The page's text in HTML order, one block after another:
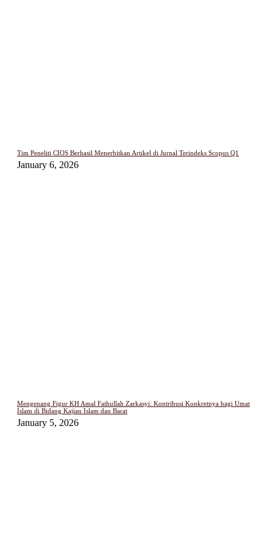
Tim Peneliti CIOS Berhasil Menerbitkan Artikel di Jurnal Terindeks Scopus Q1
January 6, 2026
Mengenang Figur KH Amal Fathullah Zarkasyi: Kontribusi Konkretnya bagi Umat
Islam di Bidang Kajian Islam dan Barat
January 5, 2026